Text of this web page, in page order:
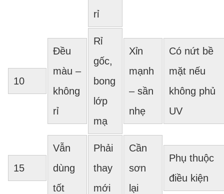
rỉ
10
Đều
màu –
không
rỉ
Rỉ
gốc,
bong
lớp
mạ
Xỉn
mạnh
– sần
nhẹ
Có nứt bề
mặt nếu
không phủ
UV
15
Vẫn
dùng
tốt
Phải
thay
mới
Cần
sơn
lại
Phụ thuộc
điều kiện